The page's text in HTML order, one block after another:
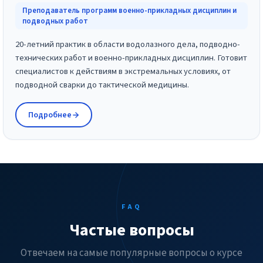
Преподаватель программ военно-прикладных дисциплин и
подводных работ
20-летний практик в области водолазного дела, подводно-
технических работ и военно-прикладных дисциплин. Готовит
специалистов к действиям в экстремальных условиях, от
подводной сварки до тактической медицины.
Подробнее
FAQ
Частые вопросы
Отвечаем на самые популярные вопросы о курсе